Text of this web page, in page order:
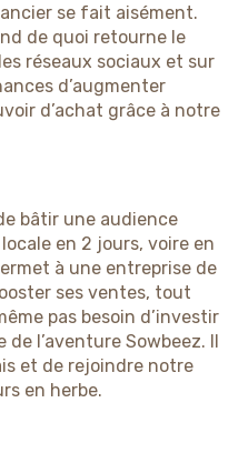
se fait aisément.
de quoi retourne le
réseaux sociaux et sur
d’augmenter
d’achat grâce à notre
bâtir une audience
en 2 jours, voire en
à une entreprise de
ses ventes, tout
pas besoin d’investir
l’aventure Sowbeez. Il
et de rejoindre notre
en herbe.